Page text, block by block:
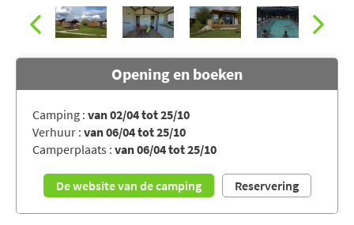
De bizondere accomodaties van de camping LODGES DE
BLOIS - CHAMBORD
Opening en boeken
Camping : van 02/04 tot 25/10
Verhuur : van 06/04 tot 25/10
Camperplaats : van 06/04 tot 25/10
De website van de camping Reservering